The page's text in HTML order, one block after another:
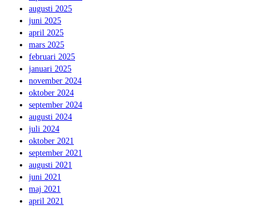
augusti 2025
juni 2025
april 2025
mars 2025
februari 2025
januari 2025
november 2024
oktober 2024
september 2024
augusti 2024
juli 2024
oktober 2021
september 2021
augusti 2021
juni 2021
maj 2021
april 2021